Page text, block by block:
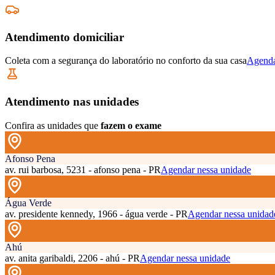
Atendimento domiciliar
Coleta com a segurança do laboratório no conforto da sua casa
Atendimento nas unidades
Confira as unidades que fazem o exame
Afonso Pena
av. rui barbosa, 5231 - afonso pena - PRAgendar nessa unidade
Água Verde
av. presidente kennedy, 1966 - água verde - PRAgendar nessa
Ahú
av. anita garibaldi, 2206 - ahú - PRAgendar nessa unidade